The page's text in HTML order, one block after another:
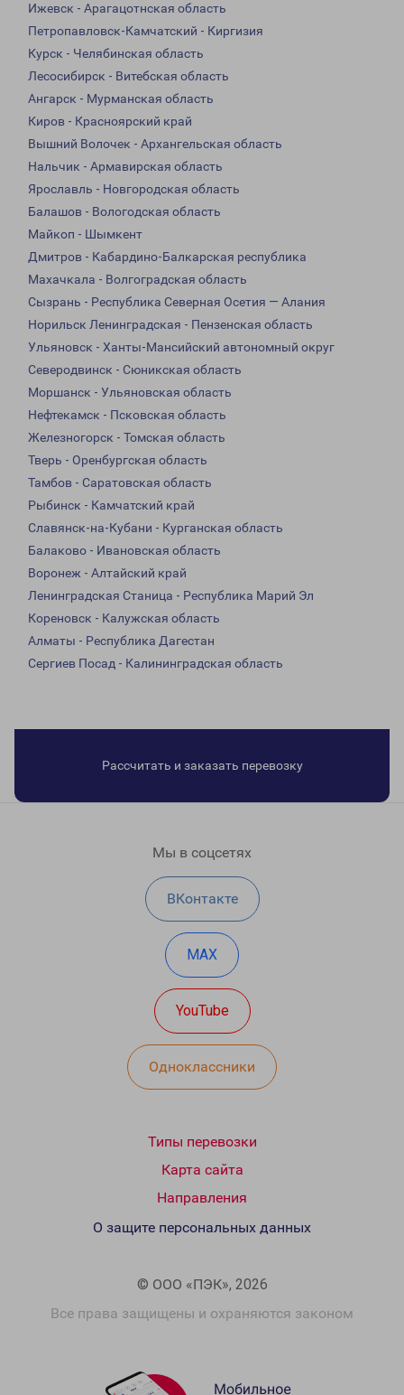
Ижевск - Арагацотнская область
Петропавловск-Камчатский - Киргизия
Курск - Челябинская область
Лесосибирск - Витебская область
Ангарск - Мурманская область
Киров - Красноярский край
Вышний Волочек - Архангельская область
Нальчик - Армавирская область
Ярославль - Новгородская область
Балашов - Вологодская область
Майкоп - Шымкент
Дмитров - Кабардино-Балкарская республика
Махачкала - Волгоградская область
Сызрань - Республика Северная Осетия — Алания
Норильск Ленинградская - Пензенская область
Ульяновск - Ханты-Мансийский автономный округ
Северодвинск - Сюникская область
Моршанск - Ульяновская область
Нефтекамск - Псковская область
Железногорск - Томская область
Тверь - Оренбургская область
Тамбов - Саратовская область
Рыбинск - Камчатский край
Славянск-на-Кубани - Курганская область
Балаково - Ивановская область
Воронеж - Алтайский край
Ленинградская Станица - Республика Марий Эл
Кореновск - Калужская область
Алматы - Республика Дагестан
Сергиев Посад - Калининградская область
Рассчитать и заказать перевозку
Мы в соцсетях
ВКонтакте
MAX
YouTube
Одноклассники
Типы перевозки
Карта сайта
Направления
© ООО «ПЭК», 2026
Все права защищены и охраняются законом
О защите персональных данных